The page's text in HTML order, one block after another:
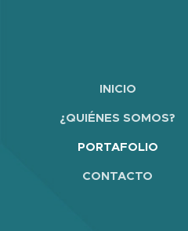
INICIO
¿QUIÉNES SOMOS?
PORTAFOLIO
CONTACTO